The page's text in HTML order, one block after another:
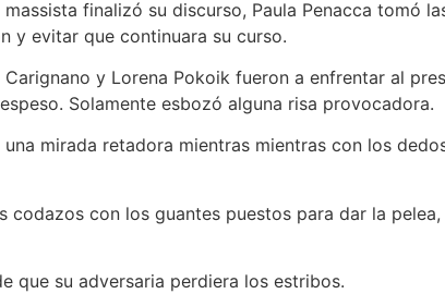
finalizó su discurso, Paula Penacca tomó
y evitar que continuara su curso.
y Lorena Pokoik fueron a enfrentar al
Solamente esbozó alguna risa provocadora.
mirada retadora mientras mientras con los
con los guantes puestos para dar la
que su adversaria perdiera los estribos.